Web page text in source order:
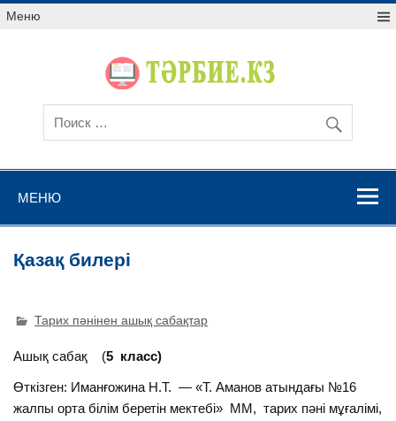
Меню
МЕНЮ
Қазақ билері
Тарих пәнінен ашық сабақтар
Ашық сабақ (5 класс)
Өткізген: Иманғожина Н.Т. — «Т. Аманов атындағы №16
жалпы орта білім беретін мектебі» ММ, тарих пәні мұғалімі,